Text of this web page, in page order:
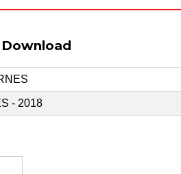
Download
- 2018